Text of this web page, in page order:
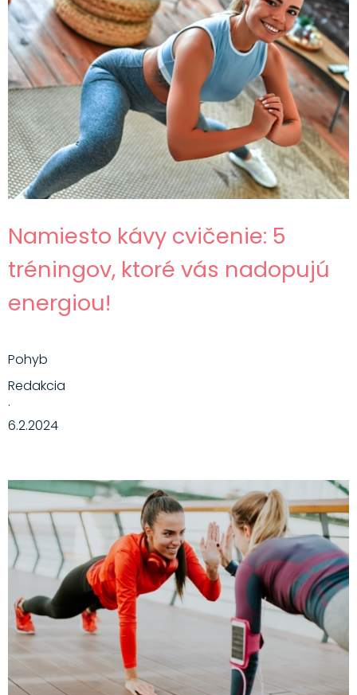
Namiesto kávy cvičenie: 5
tréningov, ktoré vás nadopujú
energiou!
Pohyb
Redakcia
·
6.2.2024